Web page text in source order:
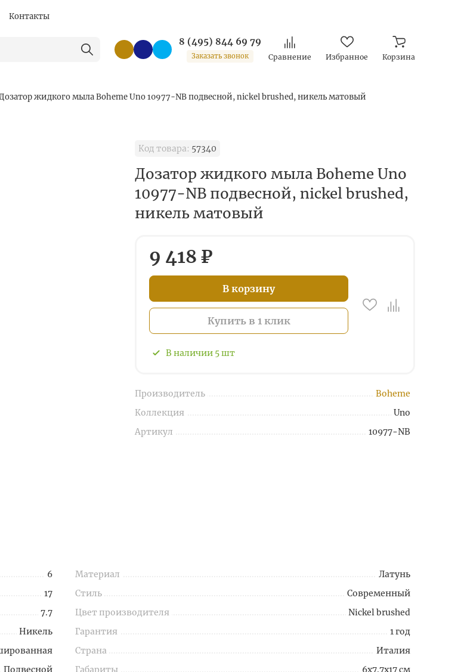
Контакты
8 (495) 844 69 79
Заказать звонок Сравнение Избранное Корзина
жидкого мыла Boheme Uno 10977-NB подвесной, nickel brushed, никель матовый
Код товара: 57340
Дозатор жидкого мыла Boheme Uno
10977-NB подвесной, nickel brushed,
никель матовый
9 418 ₽
В корзину
Купить в 1 клик
В наличии 5шт
Производитель
Boheme
Коллекция
Uno
Артикул
10977-NB
6
17
7.7
Никель
Подвесной
Материал
Латунь
Стиль
Современный
Цвет производителя
Nickel brushed
Гарантия
1 год
Страна
Италия
Габариты
6x7.7x17 см